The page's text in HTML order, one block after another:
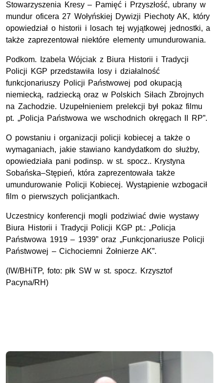
Stowarzyszenia Kresy – Pamięć i Przyszłość, ubrany w
mundur oficera 27 Wołyńskiej Dywizji Piechoty AK, który
opowiedział o historii i losach tej wyjątkowej jednostki, a
także zaprezentował niektóre elementy umundurowania.
Podkom. Izabela Wójciak z Biura Historii i Tradycji
Policji KGP przedstawiła losy i działalność
funkcjonariuszy Policji Państwowej pod okupacją
niemiecką, radziecką oraz w Polskich Siłach Zbrojnych
na Zachodzie. Uzupełnieniem prelekcji był pokaz filmu
pt. „Policja Państwowa we wschodnich okręgach II RP”.
O powstaniu i organizacji policji kobiecej a także o
wymaganiach, jakie stawiano kandydatkom do służby,
opowiedziała pani podinsp. w st. spocz.. Krystyna
Sobańska–Stępień, która zaprezentowała także
umundurowanie Policji Kobiecej. Wystąpienie wzbogacił
film o pierwszych policjantkach.
Uczestnicy konferencji mogli podziwiać dwie wystawy
Biura Historii i Tradycji Policji KGP pt.: „Policja
Państwowa 1919 – 1939” oraz „Funkcjonariusze Policji
Państwowej – Cichociemni Żołnierze AK”.
(IW/BHiTP, foto: płk SW w st. spocz. Krzysztof
Pacyna/RH)